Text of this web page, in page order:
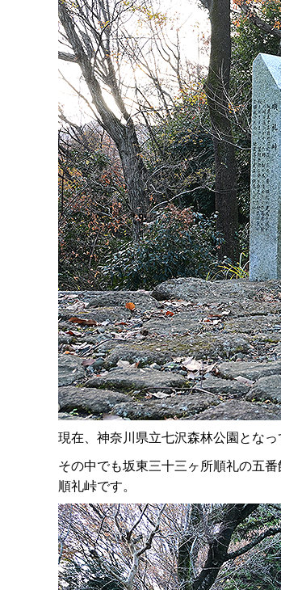
現在、神奈川県立七沢森林公園とな
その中でも坂東三十三ヶ所順礼の五
順礼峠です。